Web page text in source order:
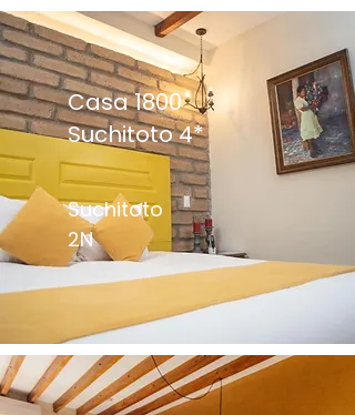
Casa 1800
Suchitoto 4*
Suchitoto
2N